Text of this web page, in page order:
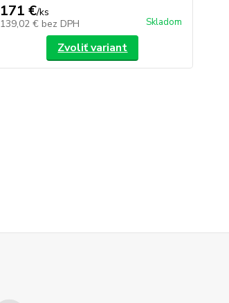
171 €/ks
139,02 € bez DPH Skladom
Zvoliť variant